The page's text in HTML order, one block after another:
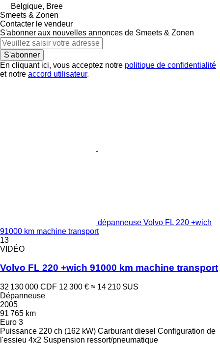
Belgique, Bree
Smeets & Zonen
Contacter le vendeur
S'abonner aux nouvelles annonces de Smeets & Zonen
S'abonner
En cliquant ici, vous acceptez notre politique de confidentialité
et notre accord utilisateur.
dépanneuse Volvo FL 220 +wich
91000 km machine transport
13
VIDÉO
Volvo FL 220 +wich 91000 km machine transport
32 130 000 CDF 12 300 € ≈ 14 210 $US
Dépanneuse
2005
91 765 km
Euro 3
Puissance 220 ch (162 kW) Carburant diesel Configuration de
l'essieu 4x2 Suspension ressort/pneumatique